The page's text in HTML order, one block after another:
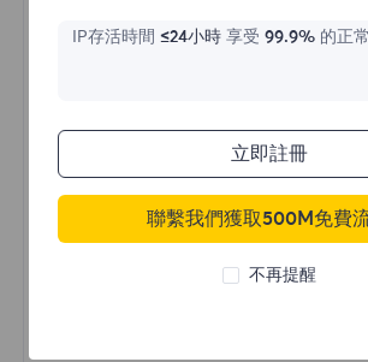
$?/天
立即購買
不限流量使用
全球超過50個地區
IP存活時間 ≤24小時享受 99.9%的正
立即註冊
聯繫我們獲取500M免費
不再提醒